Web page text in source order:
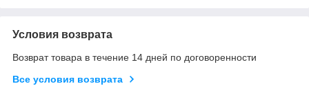
Условия возврата
Возврат товара в течение 14 дней по договоренности
Все условия возврата